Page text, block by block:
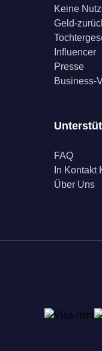
Keine
Geld-
Influencer
Presse
Business-
FAQ
In Kontakt
Über Uns